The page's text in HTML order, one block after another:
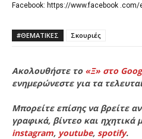
Facebook: https://www.facebook
#ΘΕΜΑΤΙΚΈΣ Σκουριές
Ακολουθήστε το «Ξ» στο
ενημερώνεστε για τα
Μπορείτε επίσης να βρείτε
γραφικά, βίντεο και ηχητικά
instagram, youtube, spotify.